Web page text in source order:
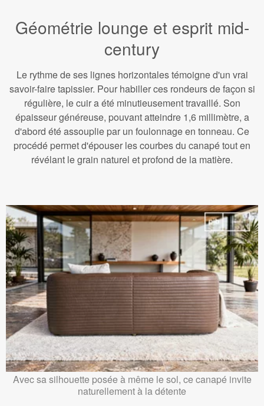
Géométrie lounge et esprit mid-
century
Le rythme de ses lignes horizontales témoigne d'un vrai
savoir-faire tapissier. Pour habiller ces rondeurs de façon si
régulière, le cuir a été minutieusement travaillé. Son
épaisseur généreuse, pouvant atteindre 1,6 millimètre, a
d'abord été assouplie par un foulonnage en tonneau. Ce
procédé permet d'épouser les courbes du canapé tout en
révélant le grain naturel et profond de la matière.
Avec sa silhouette posée à même le sol, ce canapé invite
naturellement à la détente